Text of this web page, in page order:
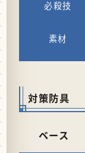
対策防具
ベース